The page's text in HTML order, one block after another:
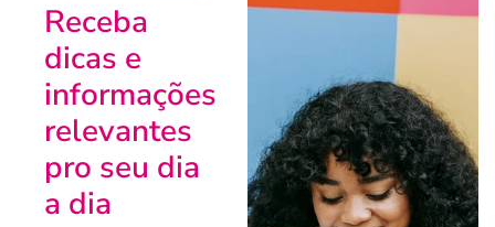
Receba
dicas e
informações
relevantes
pro seu dia
a dia